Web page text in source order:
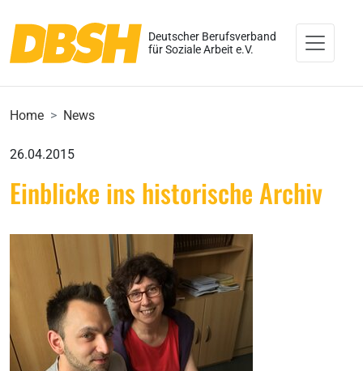
Deutscher Berufsverband
für Soziale Arbeit e.V.
Home News
26.04.2015
Einblicke ins historische Archiv